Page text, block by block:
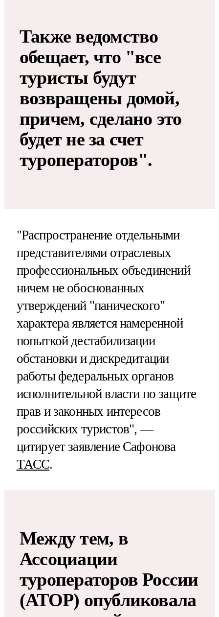
Также ведомство
обещает, что "все
туристы будут
возвращены домой,
причем, сделано это
будет не за счет
туроператоров".
"Распространение отдельными
представителями отраслевых
профессиональных объединений
ничем не обоснованных
утверждений "панического"
характера является намеренной
попыткой дестабилизации
обстановки и дискредитации
работы федеральных органов
исполнительной власти по защите
прав и законных интересов
российских туристов", —
цитирует заявление Сафонова
ТАСС.
Между тем, в
Ассоциации
туроператоров России
(АТОР) опубликовала